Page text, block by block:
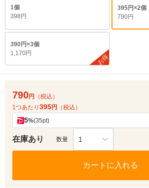
1個
398円
395円×2個
790円
390円×3個
1,170円
お得
790円
（税込）
1つあたり 395円 （税込）
5%(35pt)
在庫あり 数量 1
カートに入れる